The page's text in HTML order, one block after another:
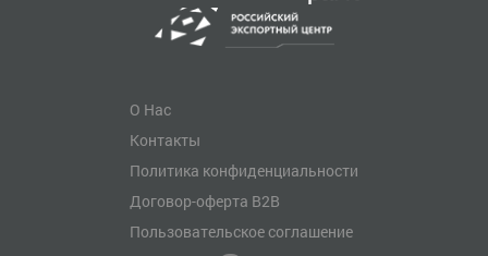
О Нас
Контакты
Политика конфиденциальности
Договор-оферта B2B
Пользовательское соглашение